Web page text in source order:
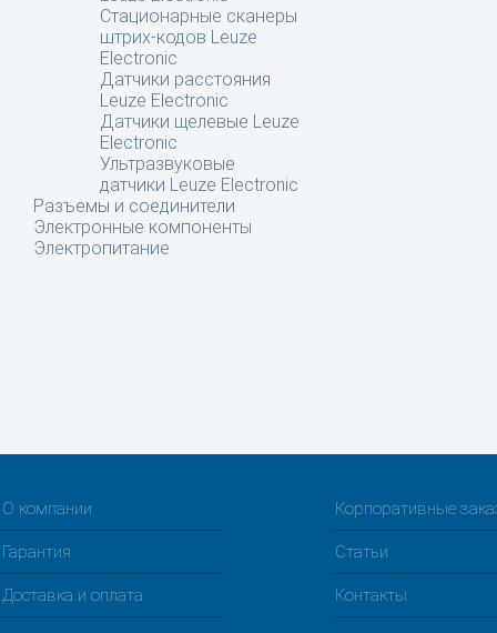
Стационарные сканеры
штрих-кодов Leuze
Electronic
Датчики расстояния
Leuze Electronic
Датчики щелевые Leuze
Electronic
Ультразвуковые
датчики Leuze Electronic
Разъемы и соединители
Электронные компоненты
Электропитание
О компании Корпоративные
Гарантия Статьи
Доставка и оплата Контакты